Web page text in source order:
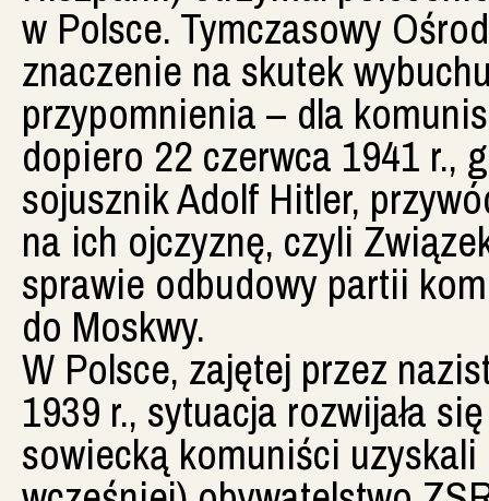
w Polsce. Tymczasowy
znaczenie na skutek
przypomnienia – dla
dopiero 22 czerwca 1941 r.,
sojusznik Adolf Hitler,
na ich ojczyznę, czyli
sprawie odbudowy partii
do Moskwy.
W Polsce, zajętej przez
1939 r., sytuacja rozwijała
sowiecką komuniści